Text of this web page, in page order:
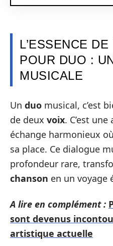
L’ESSENCE
POUR DUO :
MUSICALE
Un duo musical, c’est
de deux voix. C’est
échange harmonieux
sa place. Ce dialogue
profondeur rare,
chanson en un voyage
A lire en complément :
sont devenus
artistique actuelle